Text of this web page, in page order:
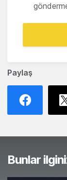
Paylaş
Bunlar